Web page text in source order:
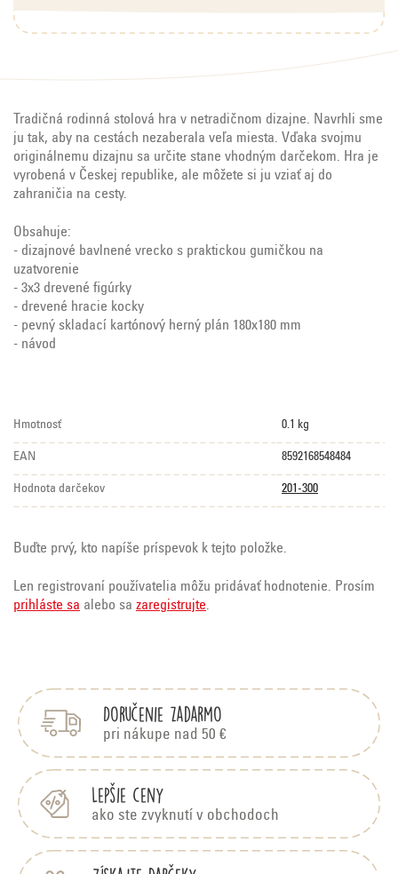
Tradičná rodinná stolová hra v netradičnom dizajne. Navrhli sme
ju tak, aby na cestách nezaberala veľa miesta. Vďaka svojmu
originálnemu dizajnu sa určite stane vhodným darčekom. Hra je
vyrobená v Českej republike, ale môžete si ju vziať aj do
zahraničia na cesty.
Obsahuje:
- dizajnové bavlnené vrecko s praktickou gumičkou na
uzatvorenie
- 3x3 drevené figúrky
- drevené hracie kocky
- pevný skladací kartónový herný plán 180x180 mm
- návod
Hmotnosť 0.1 kg
EAN 8592168548484
Hodnota darčekov 201-300
Buďte prvý, kto napíše príspevok k tejto položke.
Len registrovaní používatelia môžu pridávať hodnotenie. Prosím
prihláste sa alebo sa zaregistrujte.
Doručenie zadarmo
pri nákupe nad 50 €
Lepšie ceny
ako ste zvyknutí v obchodoch